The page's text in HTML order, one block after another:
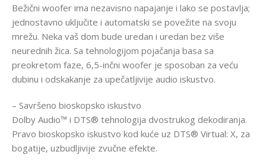
Bežični woofer ima nezavisno napajanje i lako se postavlja;
jednostavno uključite i automatski se povežite na svoju
mrežu. Neka vaš dom bude uredan i uredan bez više
neurednih žica. Sa tehnologijom pojačanja basa sa
preokretom faze, 6,5-inčni woofer je sposoban za veću
dubinu i odskakanje za upečatljivije audio iskustvo.
– Savršeno bioskopsko iskustvo
Dolby Audio™ i DTS® tehnologija dvostrukog dekodiranja.
Pravo bioskopsko iskustvo kod kuće uz DTS® Virtual: X, za
bogatije, uzbudljivije zvučne efekte.